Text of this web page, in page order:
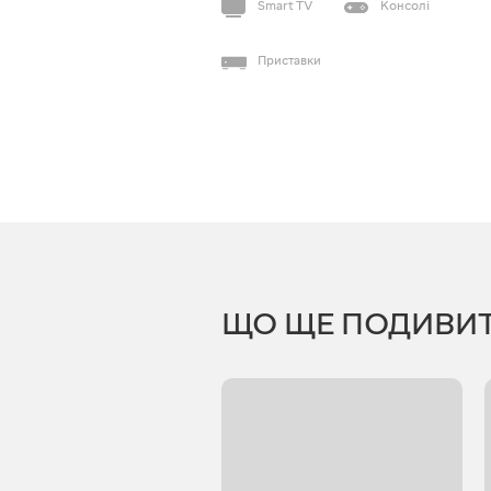
Smart TV Консолі
Приставки
ЩО ЩЕ